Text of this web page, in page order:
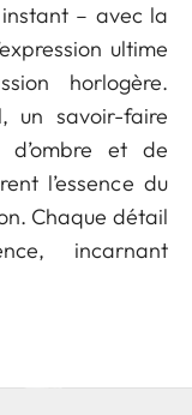
– avec la
ultime
horlogère.
un savoir-faire
d’ombre et de
l’essence du
Chaque détail
incarnant